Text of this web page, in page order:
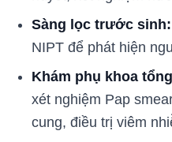
Sàng lọc trước sinh:
NIPT để phát hiện
Khám phụ khoa
xét nghiệm Pap
cung, điều trị viêm